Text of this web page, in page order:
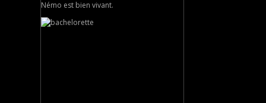
Némo est bien vivant.